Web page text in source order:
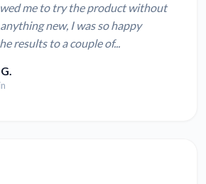
me to try the product without
new, I was so happy
results to a couple of...